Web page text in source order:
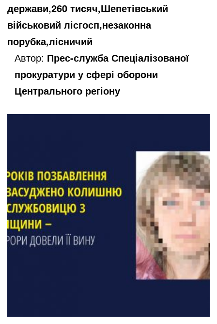
держави,260 тисяч,Шепетівський
військовий лісгосп,незаконна
порубка,лісничий
Автор: Прес-служба Спеціалізованої
прокуратури у сфері оборони
Центрального регіону